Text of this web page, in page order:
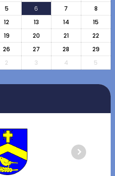
5 6 7
8
12 13 14
15
19 20 21
22
26 27 28
29
2 3 4 5